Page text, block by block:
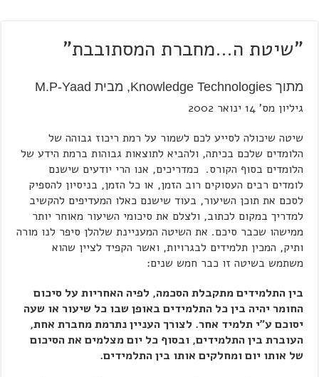
"שיטת ה…מחברת המסתובבת"
מתוך Knowledge Technologies, מבית M.P-Yaad
גיליון מס' 14 ינואר 2002
שיטה שיכולה לסייע לכם לשמור על רמת ריכוז גבוהה של
הלומדים שלכם בכיתה, ולהביא לתוצאות גבוהות ברמת הידע של
הלומדים בסוף הקורס. כמדריכים, אנו הרי יודעים שישנם
לומדים רבים העסוקים רוב הזמן, או כל הזמן, בניסיון להספיק
לסכם את תוכן השיעור, בעוד שישנם כאלו המעדיפים להקשיב
למדריך במקום לכתוב, ולצלם את סיכומי השיעור מאוחר יותר
ממישהו שכבר סיכם. את השיטה המעניינת שלהלן סיפר לנו מורה
ותיק, המכין תלמידים לבגרויות, ואשר הקפיד לציין שהוא
משתמש בשיטה זו כבר חמש שנים:
בין התלמידים מתקבלת הסכמה, לפיה האחריות על סיכום
החומר יהיה בין כל התלמידים באופן שבו כל שיעור או שעה
יסוכם ע"י תלמיד אחר. לצורך העניין נתרמת מחברת אחת,
העוברת בין התלמידים, ובסוף כל יום מצלמים את הסיכום
של אותו יום ומחלקים אותו בין התלמידים.